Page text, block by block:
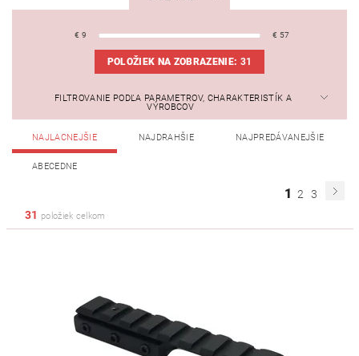
€ 9 € 57
POLOŽIEK NA ZOBRAZENIE: 31
FILTROVANIE PODĽA PARAMETROV, CHARAKTERISTÍK A
VÝROBCOV
NAJLACNEJŠIE NAJDRAHŠIE NAJPREDÁVANEJŠIE
ABECEDNE
1 2 3
31 položiek celkom